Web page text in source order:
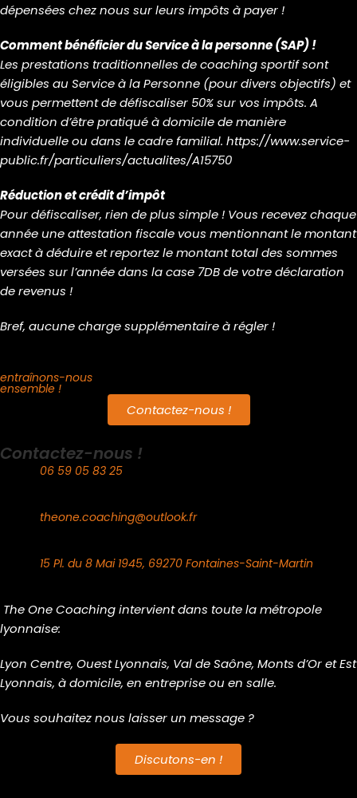
dépensées chez nous sur leurs impôts à payer !
Comment bénéficier du Service à la personne (SAP) !
​Les prestations traditionnelles de coaching sportif sont
éligibles au Service à la Personne (pour divers objectifs) et
vous permettent de défiscaliser 50% sur vos impôts. A
condition d’être pratiqué à domicile de manière
individuelle ou dans le cadre familial. https://www.service-
public.fr/particuliers/actualites/A15750
Réduction et crédit d’impôt
Pour défiscaliser, rien de plus simple ! Vous recevez chaque
année une attestation fiscale vous mentionnant le montant
exact à déduire et reportez le montant total des sommes
versées sur l’année dans la case 7DB de votre déclaration
de revenus !
Bref, aucune charge supplémentaire à régler !
entraînons-nous
ensemble !
Contactez-nous !
Contactez-nous !
06 59 05 83 25
theone.coaching@outlook.fr
15 Pl. du 8 Mai 1945, 69270 Fontaines-Saint-Martin
The One Coaching intervient dans toute la métropole
lyonnaise:
Lyon Centre, Ouest Lyonnais, Val de Saône, Monts d’Or et Est
Lyonnais, à domicile, en entreprise ou en salle.
Vous souhaitez nous laisser un message ?
Discutons-en !